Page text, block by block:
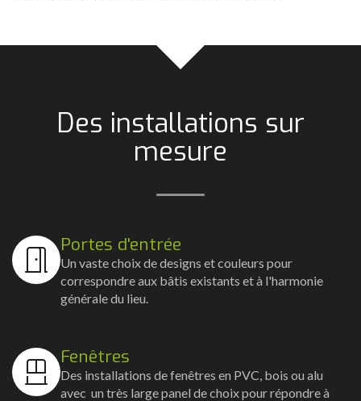
Des installations sur
mesure
Portes d'entrée
Un vaste choix de designs et couleurs pour
correspondre aux bâtis existants et à l'harmonie
générale du lieu.
Fenêtres
Des installations de fenêtres en PVC, bois ou alu
avec un très large panel de choix pour répondre à